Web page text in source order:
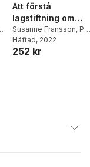
Att förstå
lagstiftning om
diskriminering och
mänskliga
rättigheter
Susanne Fransson,
Norberg
Häftad, 2022
252 kr